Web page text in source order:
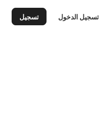
تسجيل الدخول تسجيل